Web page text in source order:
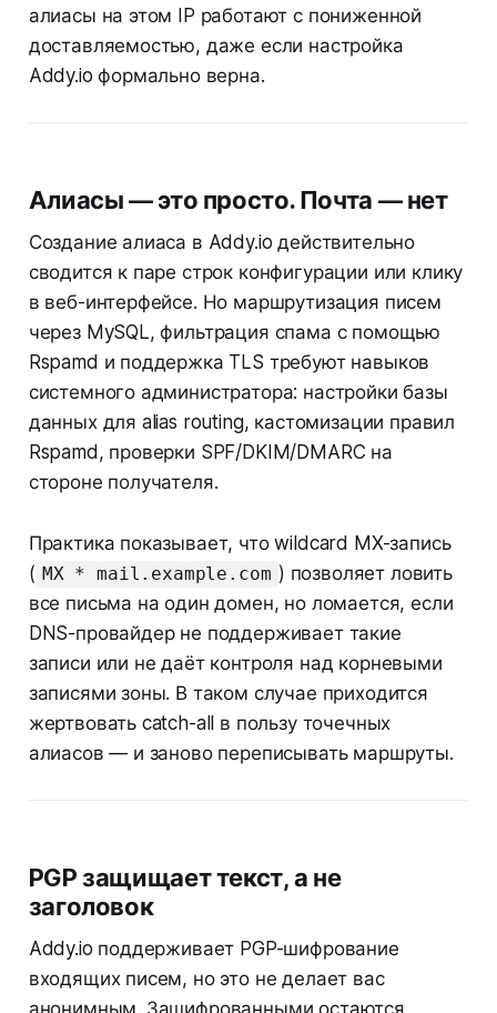
алиасы на этом IP работают с пониженной
доставляемостью, даже если настройка
Addy.io формально верна.
Алиасы — это просто. Почта — нет
Создание алиаса в Addy.io действительно
сводится к паре строк конфигурации или клику
в веб-интерфейсе. Но маршрутизация писем
через MySQL, фильтрация спама с помощью
Rspamd и поддержка TLS требуют навыков
системного администратора: настройки базы
данных для alias routing, кастомизации правил
Rspamd, проверки SPF/DKIM/DMARC на
стороне получателя.
Практика показывает, что wildcard MX-запись
( MX * mail.example.com ) позволяет ловить
все письма на один домен, но ломается, если
DNS-провайдер не поддерживает такие
записи или не даёт контроля над корневыми
записями зоны. В таком случае приходится
жертвовать catch-all в пользу точечных
алиасов — и заново переписывать маршруты.
PGP защищает текст, а не
заголовок
Addy.io поддерживает PGP-шифрование
входящих писем, но это не делает вас